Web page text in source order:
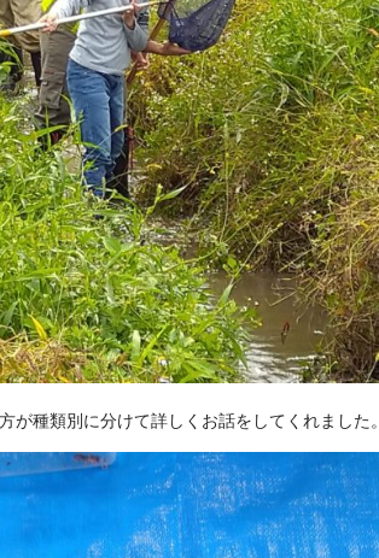
が種類別に分けて詳しくお話をしてくれました。